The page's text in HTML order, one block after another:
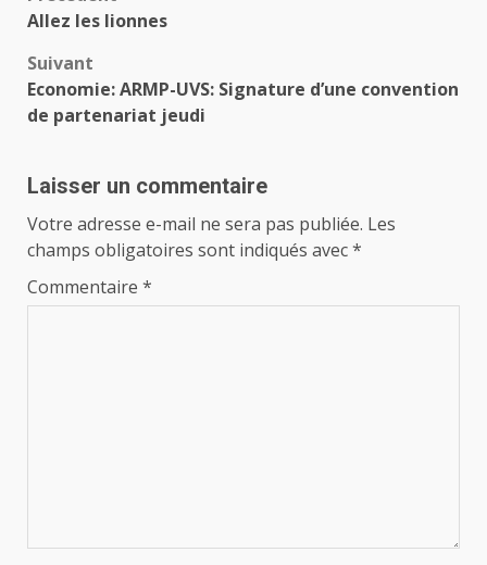
Allez les lionnes
Suivant
Economie: ARMP-UVS: Signature d’une convention
de partenariat jeudi
Laisser un commentaire
Votre adresse e-mail ne sera pas publiée. Les
champs obligatoires sont indiqués avec*
Commentaire *